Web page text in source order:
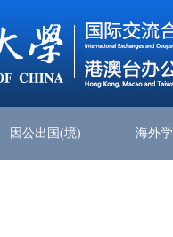
因公出国(境) 海外